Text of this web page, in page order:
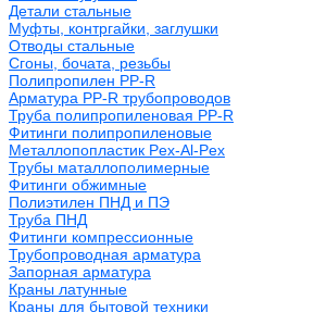
Детали стальные
Муфты, контргайки, заглушки
Отводы стальные
Сгоны, бочата, резьбы
Полипропилен PP-R
Арматура PP-R трубопроводов
Труба полипропиленовая PP-R
Фитинги полипропиленовые
Металлопопластик Pex-Al-Pex
Трубы маталлополимерные
Фитинги обжимные
Полиэтилен ПНД и ПЭ
Труба ПНД
Фитинги компрессионные
Трубопроводная арматура
Запорная арматура
Краны латунные
Краны для бытовой техники